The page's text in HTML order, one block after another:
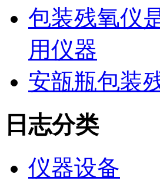
包装残氧仪
用仪器
安瓿瓶包装
日志分类
仪器设备